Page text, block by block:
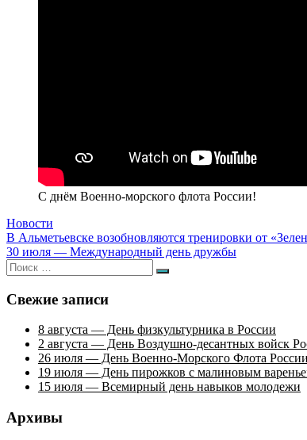
С днём Военно-морского флота России!
Новости
Навигация
по
записям
В Альметьевске возобновляются тренировки от
30 июля — Международный день дружбы
Искать:
Поиск
Свежие записи
8 августа — День физкультурника в России
2 августа — День Воздушно-десантных войск
26 июля — День Военно-Морского Флота России
19 июля — День пирожков с малиновым
15 июля — Всемирный день навыков молодежи
Архивы